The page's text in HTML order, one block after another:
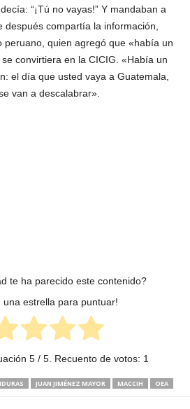
“¡Tú no vayas!” Y mandaban a
después compartía la información,
peruano, quien agregó que «había un
convirtiera en la CICIG. «Había un
el día que usted vaya a Guatemala,
van a descalabrar».
te ha parecido este contenido?
una estrella para puntuar!
5 / 5. Recuento de votos: 1
JUAN JIMÉNEZ MAYOR MACCIH OEA